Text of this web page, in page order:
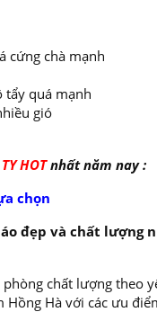
cứng chà mạnh
tẩy quá mạnh
gió
HOTnhất năm nay :
chọn
đẹp và chất lượng
chất lượng theo
Hà với các ưu